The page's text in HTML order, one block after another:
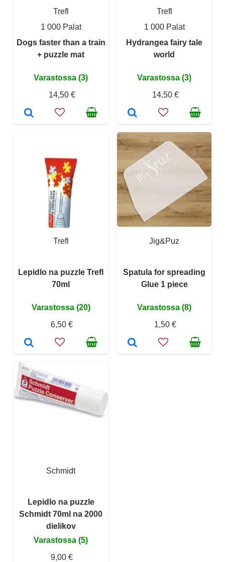
Trefl
1 000 Palat
Dogs faster than a train
+ puzzle mat
Varastossa (3)
14,50 €
Trefl
1 000 Palat
Hydrangea fairy tale
world
Varastossa (3)
14,50 €
Trefl
Lepidlo na puzzle Trefl
70ml
Varastossa (20)
6,50 €
Jig&Puz
Spatula for spreading
Glue 1 piece
Varastossa (8)
1,50 €
Schmidt
Lepidlo na puzzle
Schmidt 70ml na 2000
dielikov
Varastossa (5)
9,00 €